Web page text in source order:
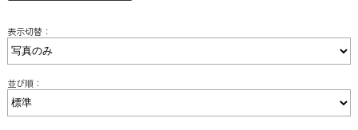
表示切替：
並び順：